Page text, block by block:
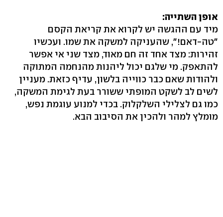
אופן השתייה:
מיד עם ההגשה יש לקרוא את קריאת הקסם
"טה-דאם‭,"!‬ שהעניקה למשקה את שמו. ועכשיו
זהירות: מצד אחד זה חם מאוד, מצד שני אי אפשר
להתאפק. מי שלגם יכול ליהנות מהנחמה המתוקה
ולהודות שאם כבר כווייה בלשון, עדיף כזאת. מעניין
לשים לב לשקט המופתי ששורר בעת לגימת המשקה,
כמו גם לצלילי השלקלוק. בכדי למנוע עוגמת נפש,
מומלץ למהר ולהכין את הסיבוב הבא.